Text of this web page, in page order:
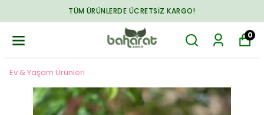
TÜM ÜRÜNLERDE ÜCRETSIZ KARGO!
0
Ev & Yaşam Ürünleri